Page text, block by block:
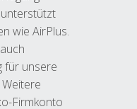
wie AirPlus.
für unsere
Firmkonto